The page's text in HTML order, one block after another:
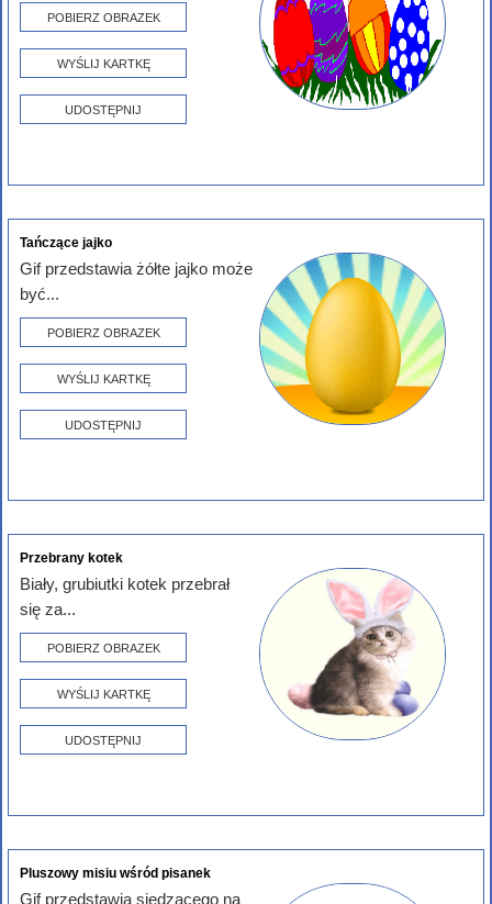
POBIERZ OBRAZEK
WYŚLIJ KARTKĘ
UDOSTĘPNIJ
Tańczące jajko
Gif przedstawia żółte jajko może
być...
POBIERZ OBRAZEK
WYŚLIJ KARTKĘ
UDOSTĘPNIJ
Przebrany kotek
Biały, grubiutki kotek przebrał
się za...
POBIERZ OBRAZEK
WYŚLIJ KARTKĘ
UDOSTĘPNIJ
Pluszowy misiu wśród pisanek
Gif przedstawia siedzącego na